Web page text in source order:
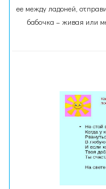
ее между ладоней,
бабочка – живая или